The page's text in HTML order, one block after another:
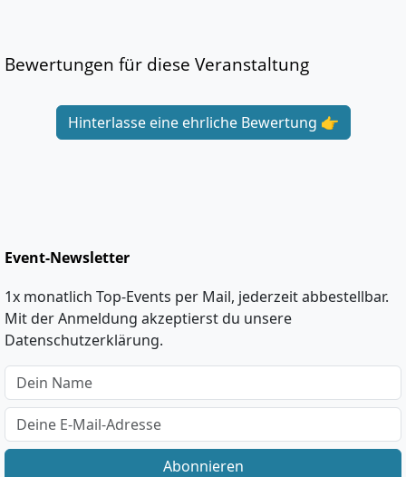
Bewertungen für diese Veranstaltung
Hinterlasse eine ehrliche Bewertung 👉
Event-Newsletter
1x monatlich Top-Events per Mail, jederzeit abbestellbar.
Mit der Anmeldung akzeptierst du unsere
Datenschutzerklärung.
Abonnieren